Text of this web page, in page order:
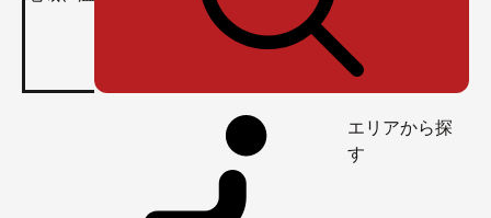
エリアから探
す